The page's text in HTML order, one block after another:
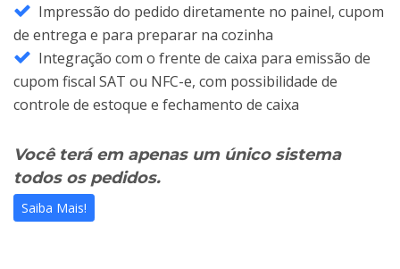
Impressão do pedido diretamente no painel, cupom
de entrega e para preparar na cozinha
Integração com o frente de caixa para emissão de
cupom fiscal SAT ou NFC-e, com possibilidade de
controle de estoque e fechamento de caixa
Você terá em apenas um único sistema
todos os pedidos.
Saiba Mais!